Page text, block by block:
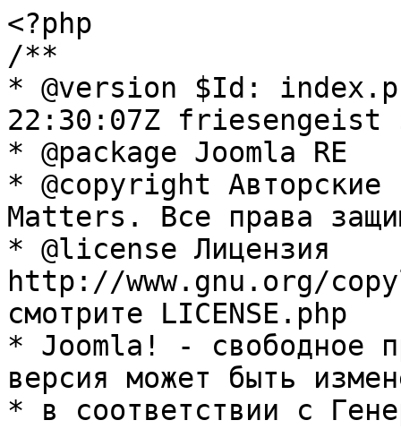
<?php
/**
* @version $Id:
22:30:07Z friesengeist
* @package Joomla RE
* @copyright Авторские
Matters. Все права
* @license Лицензия
http://www.gnu.org/
смотрите LICENSE.php
* Joomla! - свободное
версия может быть
* в соответствии с